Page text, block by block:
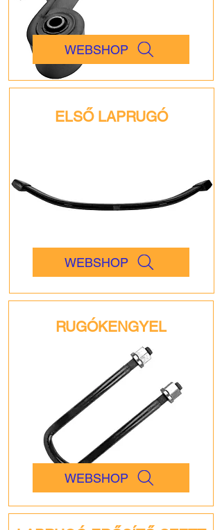
WEBSHOP
ELSŐ LAPRUGÓ
WEBSHOP
RUGÓKENGYEL
WEBSHOP